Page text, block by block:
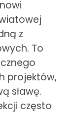
z
To
projektów,
sławę.
często